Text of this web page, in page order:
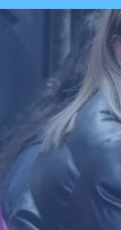
máquina
a padre